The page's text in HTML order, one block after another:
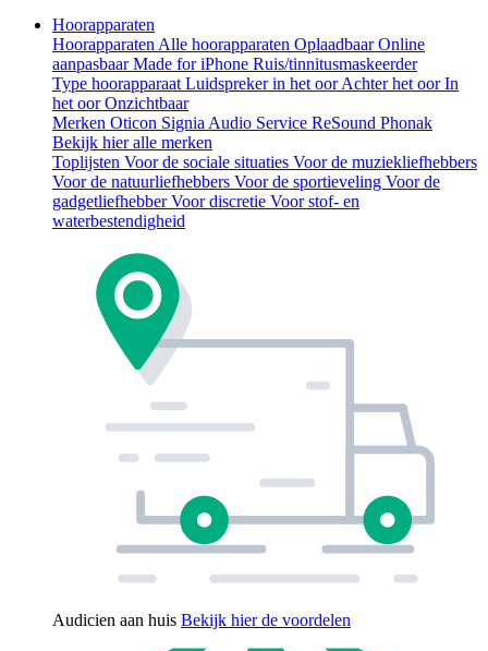
Hoorapparaten
Hoorapparaten Alle hoorapparaten OplaadbaarOnline
aanpasbaarMade for iPhone Ruis/tinnitusmaskeerder
Type hoorapparaat Luidspreker in het oorAchter het oorIn
het oorOnzichtbaar
Merken Oticon Signia Audio Service ReSound Phonak
Bekijk hier alle merken
Toplijsten Voor de sociale situaties Voor de muziekliefhebbers
Voor de natuurliefhebbers Voor de sportieveling Voor de
gadgetliefhebberVoor discretie Voor stof- en
waterbestendigheid
Audicien aan huis Bekijk hier de voordelen